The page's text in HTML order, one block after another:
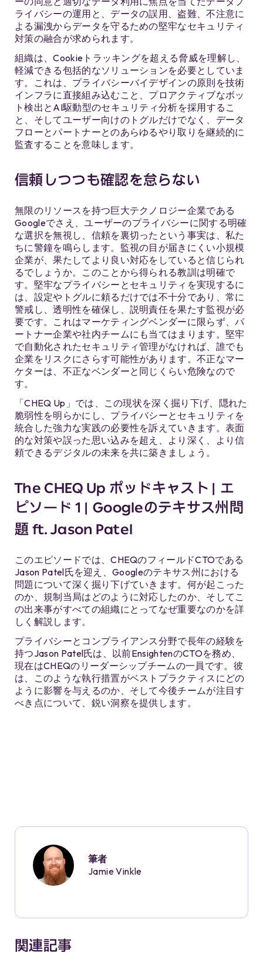
ライバシーの運用と、データの誤用、盗難、不注意に
よる漏洩からデータを守るための堅牢なセキュリティ
対策の融合が求められます。
組織は、Cookieトラッキングを超える脅威を理解し、
軽減できる包括的なソリューションを必要としていま
す。これは、プライバシーバイデザインの原則を技術
インフラに直接組み込むこと、プロアクティブなボッ
ト検出とAI駆動型のセキュリティ分析を採用するこ
と、そしてユーザー向けのトグルだけでなく、データ
フローとパートナーとのあらゆるやり取りを継続的に
監査することを意味します。
信頼しつつも確認を怠らない
無限のリソースを持つ巨大テクノロジー企業である
Googleでさえ、ユーザーのプライバシーに関する明確
な選択を無視し、信頼を裏切ったという事実は、私た
ちに警鐘を鳴らします。監視の目が届きにくい小規模
企業が、果たしてより良い対応をしていると信じられ
るでしょうか。このことから得られる教訓は明確で
す。堅牢なプライバシーとセキュリティを実現するに
は、設定やトグルに頼るだけでは不十分であり、常に
警戒し、透明性を確保し、説明責任を果たす監視が必
要です。これはマーケティングベンダーに限らず、パ
ートナー企業や社内チームにも当てはまります。堅牢
で自動化されたセキュリティ管理がなければ、誰でも
企業をリスクにさらす可能性があります。不正なマー
ケターは、不正なベンダーと同じくらい危険なので
す。
「CHEQ Up」では、この現状を深く掘り下げ、隠れた
脆弱性を明らかにし、プライバシーとセキュリティを
統合した強力な実践の必要性を訴えていきます。表面
的な対策や誤った思い込みを超え、より深く、より信
頼できるデジタルの未来を共に築きましょう。
The CHEQ Up ポッドキャスト | エ
ピソード 1 | Googleのテキサス州問
題 ft. Jason Patel
このエピソードでは、CHEQのフィールドCTOである
Jason Patel氏を迎え、Googleのテキサス州における
問題について深く掘り下げていきます。何が起こった
のか、規制当局はどのように対応したのか、そしてこ
の出来事がすべての組織にとってなぜ重要なのかを詳
しく解説します。
プライバシーとコンプライアンス分野で長年の経験を
持つJason Patel氏は、以前EnsightenのCTOを務め、
現在はCHEQのリーダーシップチームの一員です。彼
は、このような執行措置がベストプラクティスにどの
ように影響を与えるのか、そして今後チームが注目す
べき点について、鋭い洞察を提供します。
筆者
Jamie Vinkle
関連記事